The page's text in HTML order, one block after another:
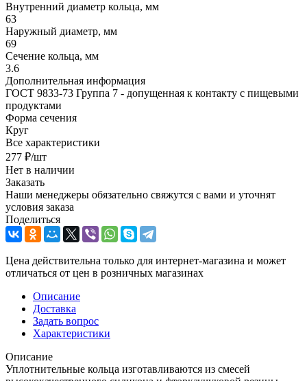
Внутренний диаметр кольца, мм
63
Наружный диаметр, мм
69
Сечение кольца, мм
3.6
Дополнительная информация
ГОСТ 9833-73 Группа 7 - допущенная к контакту с пищевыми
продуктами
Форма сечения
Круг
Все характеристики
277 ₽/шт
Нет в наличии
Заказать
Наши менеджеры обязательно свяжутся с вами и уточнят
условия заказа
Поделиться
Цена действительна только для интернет-магазина и может
отличаться от цен в розничных магазинах
Описание
Доставка
Задать вопрос
Характеристики
Описание
Уплотнительные кольца изготавливаются из смесей